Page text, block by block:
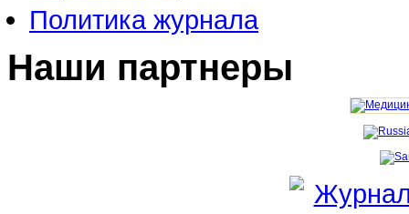
Политика журнала
Наши партнеры